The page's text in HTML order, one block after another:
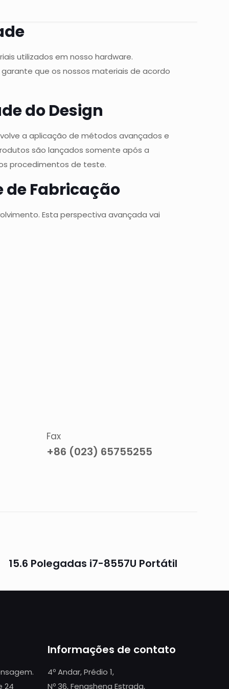
utilizados em nosso hardware.
que os nossos materiais de acordo
do Design
a aplicação de métodos avançados e
são lançados somente após a
procedimentos de teste.
de Fabricação
Esta perspectiva avançada vai
Fax
+86 (023) 65755255
15.6 Polegadas i7-8557U Portátil
24
Informações de contato
4º Andar, Prédio 1,
Nº 36, Fengsheng Estrada,